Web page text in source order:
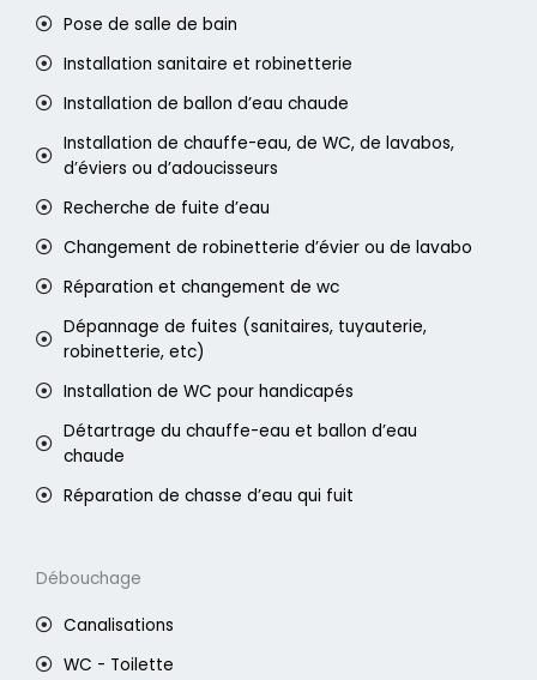
Pose de salle de bain
Installation sanitaire et robinetterie
Installation de ballon d’eau chaude
Installation de chauffe-eau, de WC, de lavabos,
d’éviers ou d’adoucisseurs
Recherche de fuite d’eau
Changement de robinetterie d’évier ou de lavabo
Réparation et changement de wc
Dépannage de fuites (sanitaires, tuyauterie,
robinetterie, etc)
Installation de WC pour handicapés
Détartrage du chauffe-eau et ballon d’eau
chaude
Réparation de chasse d’eau qui fuit
Débouchage
Canalisations
WC - Toilette